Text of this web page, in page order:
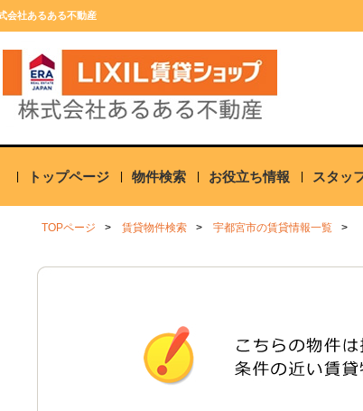
会社あるある不動産
トップページ 物件検索 お役立ち情報 スタッ
TOPページ 賃貸物件検索 宇都宮市の賃貸情報一覧